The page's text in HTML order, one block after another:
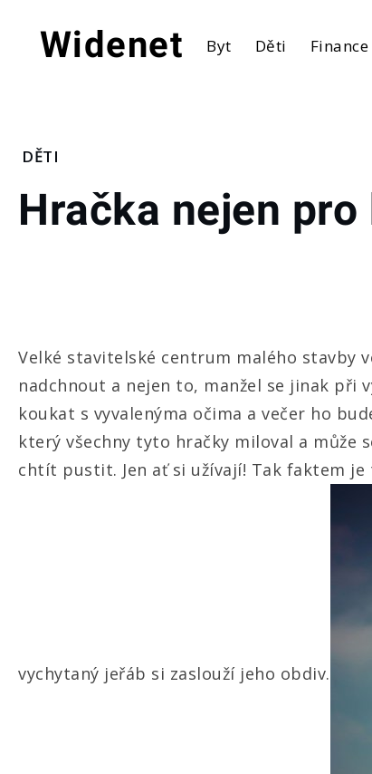
contentWidenet Byt Děti Finance
Home
Hračka
nejen
DĚTI
Hračka nejen
Velké stavitelské centrum malého stavby
nadchnout a nejen to, manžel se jinak při
koukat s vyvalenýma očima a večer ho
který všechny tyto hračky miloval a
chtít pustit. Jen ať si užívají! Tak faktem
vychytaný jeřáb si zaslouží jeho obdiv.